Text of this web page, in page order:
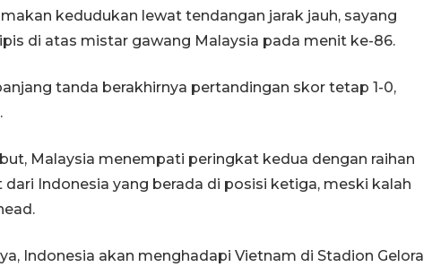
kedudukan lewat tendangan jarak jauh, sayang
di atas mistar gawang Malaysia pada menit ke-86.
tanda berakhirnya pertandingan skor tetap 1-0,
Malaysia menempati peringkat kedua dengan raihan
Indonesia yang berada di posisi ketiga, meski kalah
Indonesia akan menghadapi Vietnam di Stadion Gelora